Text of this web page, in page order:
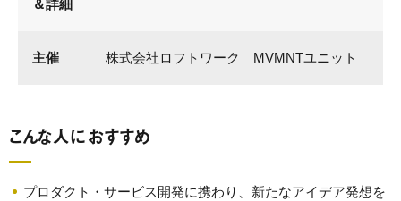
＆詳細
主催 株式会社ロフトワーク MVMNTユニット
こんな人におすすめ
プロダクト・サービス開発に携わり、新たなアイデア発想を